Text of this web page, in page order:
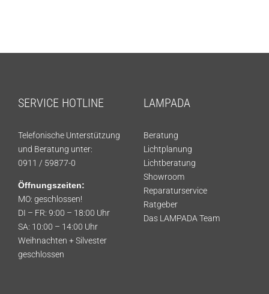
SERVICE HOTLINE
Telefonische Unterstützung
und Beratung unter:
0911 / 59877-0
Öffnungszeiten:
MO: geschlossen!
DI – FR: 9:00 – 18:00 Uhr
SA: 10:00 – 14:00 Uhr
Weihnachten + Silvester
geschlossen
LAMPADA
Beratung
Lichtplanung
Lichtberatung
Showroom
Reparaturservice
Ratgeber
Das LAMPADA Team